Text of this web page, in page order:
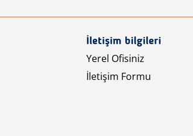
İletişim bilgileri
Yerel Ofisiniz
İletişim Formu